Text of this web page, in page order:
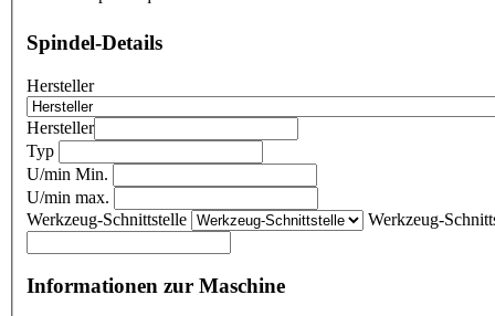
Spindel-Details
Hersteller
Hersteller
Typ
U/min Min.
U/min max.
Werkzeug-Schnittstelle
Werkzeug-
Informationen zur Maschine